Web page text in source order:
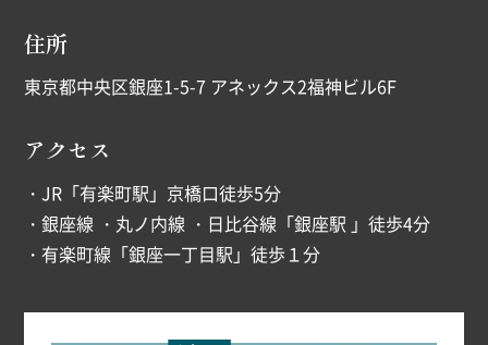
住所
東京都中央区銀座1-5-7 アネックス2福神ビル6F
アクセス
・JR「有楽町駅」京橋口徒歩5分
・銀座線 ・丸ノ内線 ・日比谷線「銀座駅 」徒歩4分
・有楽町線「銀座一丁目駅」徒歩１分